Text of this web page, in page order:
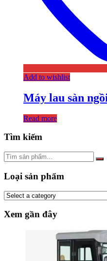
Add to wishlist
Máy lau sàn
Read more
Tìm kiếm
Loại sản phẩm
Xem gần đây